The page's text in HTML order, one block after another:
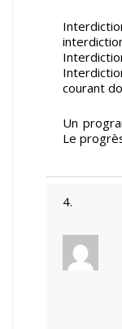
courant
Un
Le